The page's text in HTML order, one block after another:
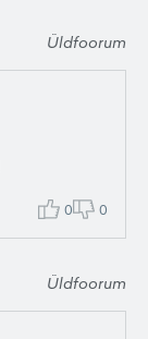
Üldfoorum
0 0
Üldfoorum